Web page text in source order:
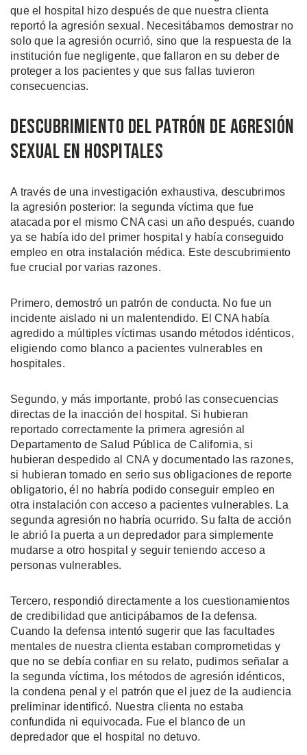
que el hospital hizo después de que nuestra clienta
reportó la agresión sexual. Necesitábamos demostrar no
solo que la agresión ocurrió, sino que la respuesta de la
institución fue negligente, que fallaron en su deber de
proteger a los pacientes y que sus fallas tuvieron
consecuencias.
Descubrimiento del Patrón de Agresión
Sexual en Hospitales
A través de una investigación exhaustiva, descubrimos
la agresión posterior: la segunda víctima que fue
atacada por el mismo CNA casi un año después, cuando
ya se había ido del primer hospital y había conseguido
empleo en otra instalación médica. Este descubrimiento
fue crucial por varias razones.
Primero, demostró un patrón de conducta. No fue un
incidente aislado ni un malentendido. El CNA había
agredido a múltiples víctimas usando métodos idénticos,
eligiendo como blanco a pacientes vulnerables en
hospitales.
Segundo, y más importante, probó las consecuencias
directas de la inacción del hospital. Si hubieran
reportado correctamente la primera agresión al
Departamento de Salud Pública de California, si
hubieran despedido al CNA y documentado las razones,
si hubieran tomado en serio sus obligaciones de reporte
obligatorio, él no habría podido conseguir empleo en
otra instalación con acceso a pacientes vulnerables. La
segunda agresión no habría ocurrido. Su falta de acción
le abrió la puerta a un depredador para simplemente
mudarse a otro hospital y seguir teniendo acceso a
personas vulnerables.
Tercero, respondió directamente a los cuestionamientos
de credibilidad que anticipábamos de la defensa.
Cuando la defensa intentó sugerir que las facultades
mentales de nuestra clienta estaban comprometidas y
que no se debía confiar en su relato, pudimos señalar a
la segunda víctima, los métodos de agresión idénticos,
la condena penal y el patrón que el juez de la audiencia
preliminar identificó. Nuestra clienta no estaba
confundida ni equivocada. Fue el blanco de un
depredador que el hospital no detuvo.